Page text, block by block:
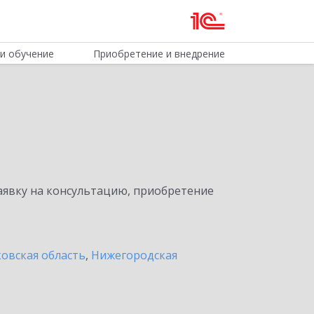
обучение Приобретение и внедрение
на консультацию, приобретение
область, Нижегородская